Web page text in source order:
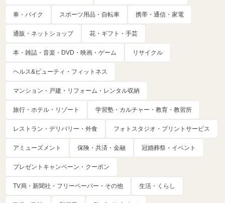
車・バイク スポーツ用品・自転車 携帯・通信・家電
通販・ネットショップ 花・ギフト・手芸
本・雑誌・音楽・DVD・映画・ゲーム リサイクル
ヘルス&ビューティ・フィットネス
マンション・戸建・リフォーム・レンタル収納
旅行・ホテル・リゾート 学習塾・カルチャー・教育・教習所
レストラン・デリバリー・外食 フォトスタジオ・プリントサービス
アミューズメント 保険・共済・金融 冠婚葬祭・イベント
プレゼントキャンペーン・クーポン
TV局・新聞社・フリーペーパー・その他 生活・くらし